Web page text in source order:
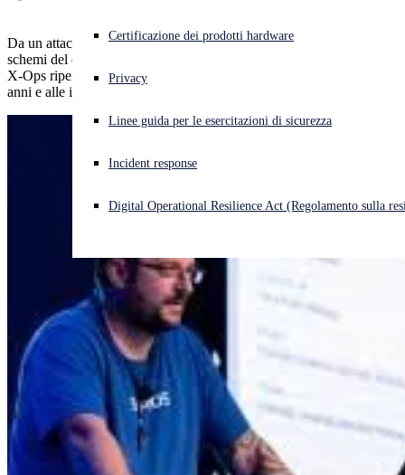
Cyberattacco in corso? Ottieni assistenza immediata
Accedi
Open language switcher
Certificazione dei prodotti hardware
Privacy
Linee guida per le esercitazioni di sicurezza
Incident response
Digital Operational Resilience Act (Regolamento sulla
Da un attacco ransomware con crittografia quintupla a stravaganti
schemi del dark web e fallimenti dell'intelligenza artificiale, Sophos
X-Ops ripensa ad alcuni dei nostri incidenti più strani degli ultimi
anni e alle importanti lezioni che ne abbiamo tratto.